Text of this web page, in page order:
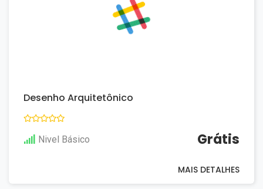
Desenho Arquitetônico
Nivel Básico Grátis
MAIS DETALHES